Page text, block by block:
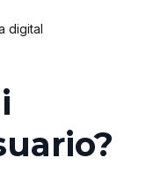
digital